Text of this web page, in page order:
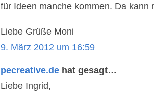
für Ideen manche kommen. Da kann
Liebe Grüße Moni
9. März 2012 um 16:59
pecreative.de hat gesagt…
Liebe Ingrid,